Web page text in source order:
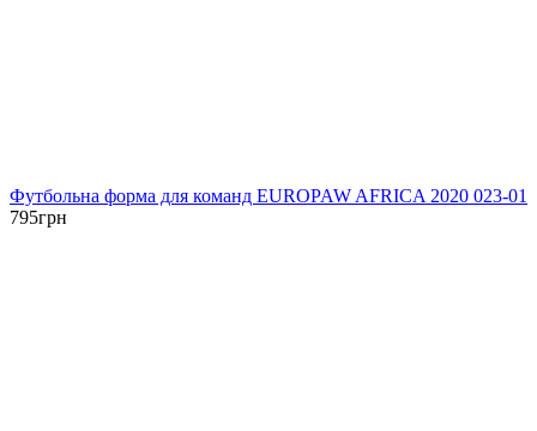
Футбольна форма для команд EUROPAW AFRICA 2020 023-01
795грн